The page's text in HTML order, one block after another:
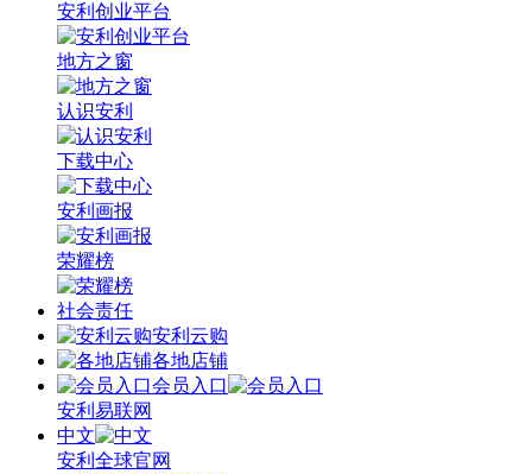
安利创业平台
地方之窗
认识安利
下载中心
安利画报
荣耀榜
社会责任
安利云购
各地店铺
会员入口
安利易联网
中文
安利全球官网